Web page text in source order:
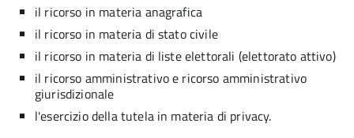
il ricorso in materia anagrafica
il ricorso in materia di stato civile
il ricorso in materia di liste elettorali (elettorato attivo)
il ricorso amministrativo e ricorso amministrativo
giurisdizionale
l'esercizio della tutela in materia di privacy.